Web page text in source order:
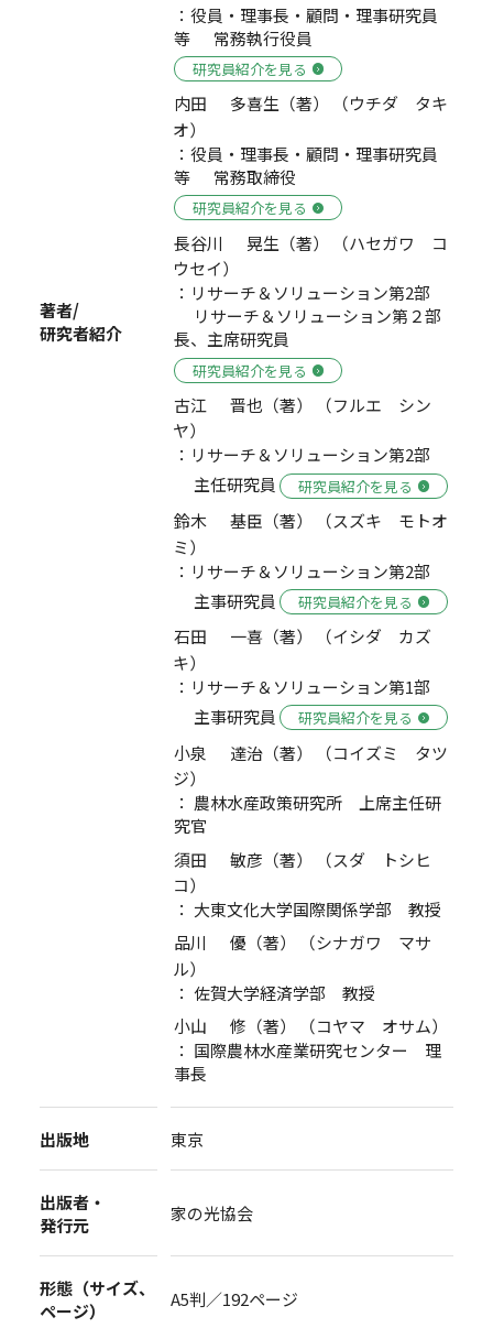
著者/
研究者紹介
：役員・理事長・顧問・理事研究員
等 常務執行役員
研究員紹介を見る
内田 多喜生（著） （ウチダ タキ
オ）
：役員・理事長・顧問・理事研究員
等 常務取締役
研究員紹介を見る
長谷川 晃生（著） （ハセガワ コ
ウセイ）
：リサーチ＆ソリューション第2部
リサーチ＆ソリューション第２部
長、主席研究員
研究員紹介を見る
古江 晋也（著） （フルエ シン
ヤ）
：リサーチ＆ソリューション第2部
主任研究員
研究員紹介を見る
鈴木 基臣（著） （スズキ モトオ
ミ）
：リサーチ＆ソリューション第2部
主事研究員
研究員紹介を見る
石田 一喜（著） （イシダ カズ
キ）
：リサーチ＆ソリューション第1部
主事研究員
研究員紹介を見る
小泉 達治（著） （コイズミ タツ
ジ）
： 農林水産政策研究所 上席主任研
究官
須田 敏彦（著） （スダ トシヒ
コ）
： 大東文化大学国際関係学部 教授
品川 優（著） （シナガワ マサ
ル）
： 佐賀大学経済学部 教授
小山 修（著） （コヤマ オサム）
： 国際農林水産業研究センター 理
事長
出版地 東京
出版者・
発行元
家の光協会
形態（サイズ、
ページ）
A5判／192ページ